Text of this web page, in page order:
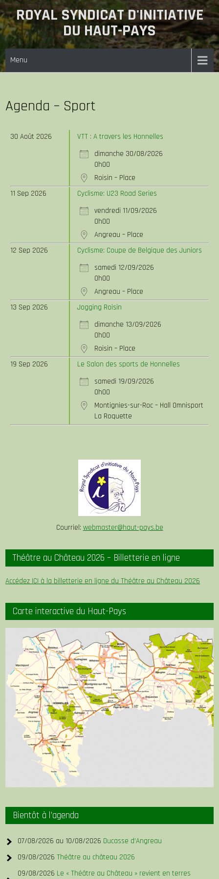
ROYAL SYNDICAT D'INITIATIVE
DU HAUT-PAYS
Menu
Agenda – Sport
30 Août 2026
VTT : A travers les Honnelles
dimanche 30/08/2026
0h00
Roisin – Place
11 Sep 2026
Cyclisme: U23 Road Series
vendredi 11/09/2026
0h00
Angreau – Place
12 Sep 2026
Cyclisme: Coupe de Belgique des Juniors
samedi 12/09/2026
0h00
Angreau – Place
13 Sep 2026
Jogging Roisin
dimanche 13/09/2026
0h00
Roisin – Place
19 Sep 2026
Le Salon des sports de Honnelles
samedi 19/09/2026
0h00
Montignies-sur-Roc – Hall Omnisport
La Roquette
Courriel: webmaster@haut-pays.be
Théâtre au Château 2026 – Billetterie en ligne
Accédez ICI à la billetterie en ligne du Théâtre au Château 2026
Carte interactive du Haut-Pays
Bientôt à l’agenda
07/08/2026 au 10/08/2026 Ducasse d’Angreau
09/08/2026Théâtre au château 2026
09/08/2026 Le « Théâtre au Château » revient en terres